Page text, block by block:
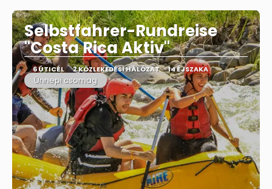
Selbstfahrer-Rundreise
"Costa Rica Aktiv"
6 ÚTICÉL 2 KÖZLEKEDÉSI HÁLÓZAT 14 ÉJSZAKA
Ünnepi csomag